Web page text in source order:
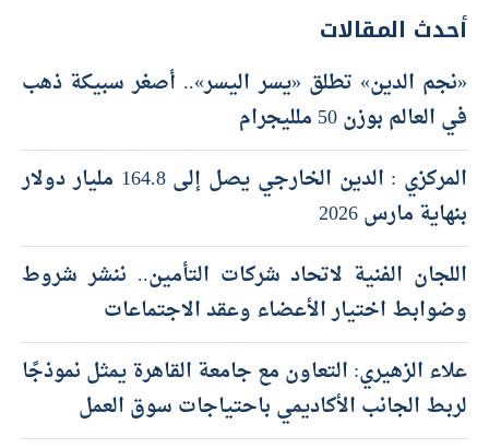
أحدث المقالات
«نجم الدين» تطلق «يسر اليسر».. أصغر سبيكة ذهب
في العالم بوزن 50 ملليجرام
المركزي : الدين الخارجي يصل إلى 164.8 مليار دولار
بنهاية مارس 2026
اللجان الفنية لاتحاد شركات التأمين.. ننشر شروط
وضوابط اختيار الأعضاء وعقد الاجتماعات
علاء الزهيري: التعاون مع جامعة القاهرة يمثل نموذجًا
لربط الجانب الأكاديمي باحتياجات سوق العمل